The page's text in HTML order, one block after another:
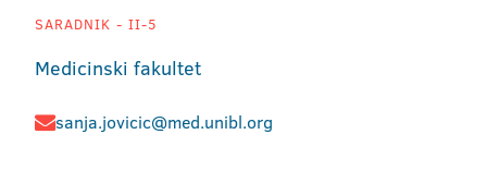
SARADNIK - II-5
Medicinski fakultet
sanja.jovicic@med.unibl.org